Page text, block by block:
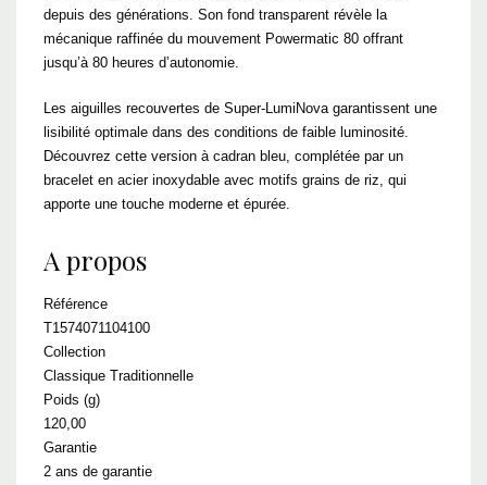
depuis des générations. Son fond transparent révèle la
mécanique raffinée du mouvement Powermatic 80 offrant
jusqu’à 80 heures d’autonomie.
Les aiguilles recouvertes de Super-LumiNova garantissent une
lisibilité optimale dans des conditions de faible luminosité.
Découvrez cette version à cadran bleu, complétée par un
bracelet en acier inoxydable avec motifs grains de riz, qui
apporte une touche moderne et épurée.
A propos
Référence
T1574071104100
Collection
Classique Traditionnelle
Poids (g)
120,00
Garantie
2 ans de garantie